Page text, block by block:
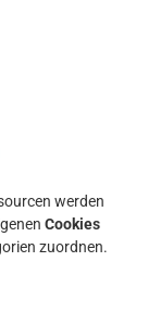
werden
Cookies
zuordnen.